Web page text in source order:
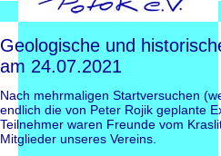
Geologische und
am 24.07.2021
Nach mehrmaligen Startversuchen
endlich die von Peter Rojik geplante
Teilnehmer waren Freunde vom
Mitglieder unseres Vereins.